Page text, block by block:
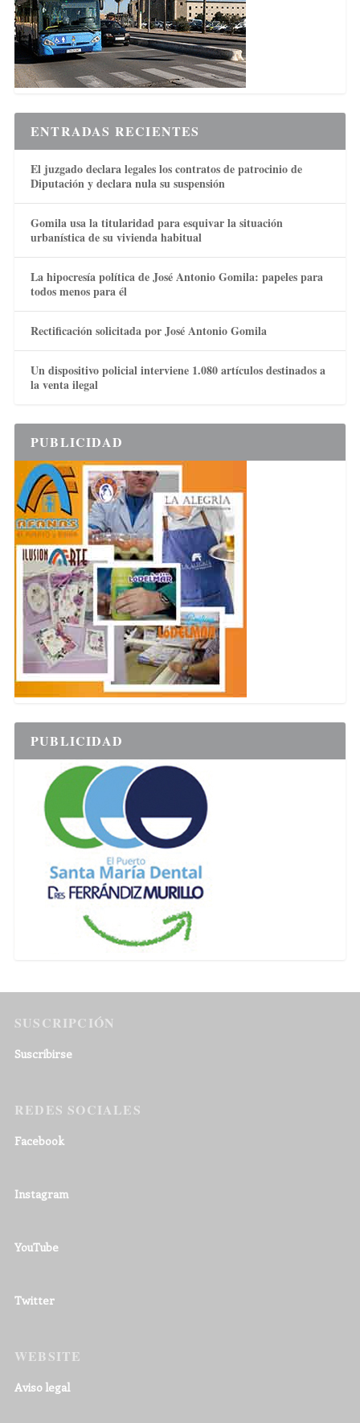
ENTRADAS RECIENTES
El juzgado declara legales los contratos de patrocinio de
Diputación y declara nula su suspensión
Gomila usa la titularidad para esquivar la situación
urbanística de su vivienda habitual
La hipocresía política de José Antonio Gomila: papeles para
todos menos para él
Rectificación solicitada por José Antonio Gomila
Un dispositivo policial interviene 1.080 artículos destinados a
la venta ilegal
PUBLICIDAD
PUBLICIDAD
SUSCRIPCIÓN
Suscribirse
REDES SOCIALES
Facebook
Instagram
YouTube
Twitter
WEBSITE
Aviso legal